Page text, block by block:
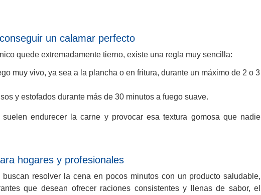
un calamar perfecto
quede extremadamente tierno, existe una regla muy sencilla:
muy vivo, ya sea a la plancha o en fritura, durante un máximo de 2 o 3
y estofados durante más de 30 minutos a fuego suave.
suelen endurecer la carne y provocar esa textura gomosa que nadie
hogares y profesionales
resolver la cena en pocos minutos con un producto saludable,
que desean ofrecer raciones consistentes y llenas de sabor, el